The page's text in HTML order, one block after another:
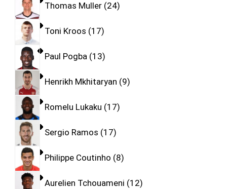
Thomas Muller 24
Toni Kroos 17
Paul Pogba 13
Henrikh Mkhitaryan 9
Romelu Lukaku 17
Sergio Ramos 17
Philippe Coutinho 8
Aurelien Tchouameni 12